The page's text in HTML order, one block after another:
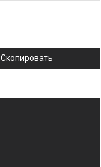
Скопировать